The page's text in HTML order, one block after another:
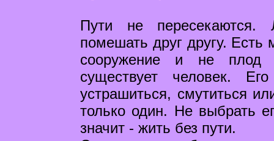
Пути не
помешать друг другу. Есть
сооружение и не плод
существует человек.
устрашиться, смутиться
только один. Не выбрать
значит - жить без пути.